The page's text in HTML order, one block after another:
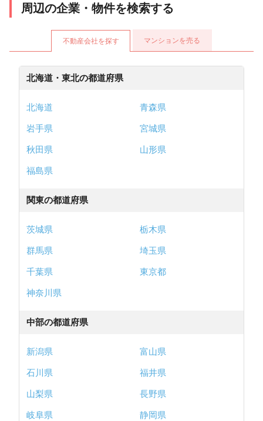
周辺の企業・物件を検索する
不動産会社を探す マンションを売る
北海道・東北の都道府県
北海道
青森県
岩手県
宮城県
秋田県
山形県
福島県
関東の都道府県
茨城県
栃木県
群馬県
埼玉県
千葉県
東京都
神奈川県
中部の都道府県
新潟県
富山県
石川県
福井県
山梨県
長野県
岐阜県
静岡県